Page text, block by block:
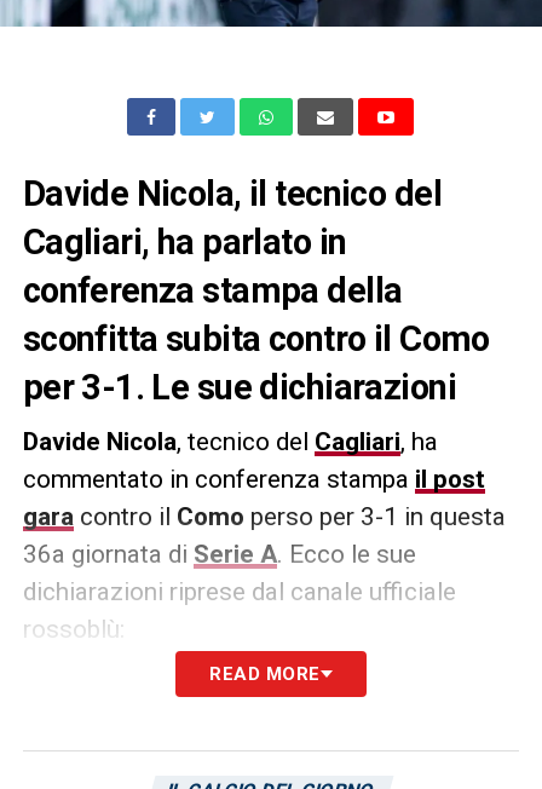
Davide Nicola, il tecnico del
Cagliari, ha parlato in
conferenza stampa della
sconfitta subita contro il Como
per 3-1. Le sue dichiarazioni
Davide Nicola, tecnico del Cagliari, ha
commentato in conferenza stampa il post
garacontro il Como perso per 3-1 in questa
36a giornata di Serie A. Ecco le sue
dichiarazioni riprese dal canale ufficiale
rossoblù:
PROSSIMA PARTITA –«Quando lotti per la
READ MORE